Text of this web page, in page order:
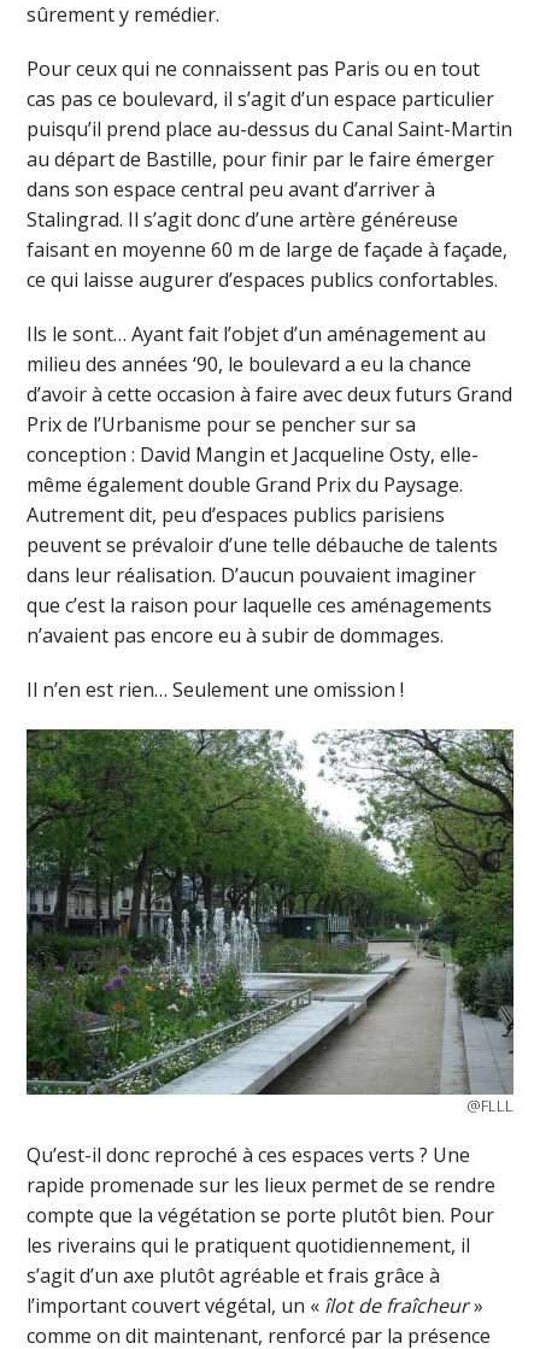
sûrement y remédier.
Pour ceux qui ne connaissent pas Paris ou en tout
cas pas ce boulevard, il s’agit d’un espace particulier
puisqu’il prend place au-dessus du Canal Saint-Martin
au départ de Bastille, pour finir par le faire émerger
dans son espace central peu avant d’arriver à
Stalingrad. Il s’agit donc d’une artère généreuse
faisant en moyenne 60 m de large de façade à façade,
ce qui laisse augurer d’espaces publics confortables.
Ils le sont… Ayant fait l’objet d’un aménagement au
milieu des années ‘90, le boulevard a eu la chance
d’avoir à cette occasion à faire avec deux futurs Grand
Prix de l’Urbanisme pour se pencher sur sa
conception : David Mangin et Jacqueline Osty, elle-
même également double Grand Prix du Paysage.
Autrement dit, peu d’espaces publics parisiens
peuvent se prévaloir d’une telle débauche de talents
dans leur réalisation. D’aucun pouvaient imaginer
que c’est la raison pour laquelle ces aménagements
n’avaient pas encore eu à subir de dommages.
Il n’en est rien… Seulement une omission !
@FLLL
Qu’est-il donc reproché à ces espaces verts ? Une
rapide promenade sur les lieux permet de se rendre
compte que la végétation se porte plutôt bien. Pour
les riverains qui le pratiquent quotidiennement, il
s’agit d’un axe plutôt agréable et frais grâce à
l’important couvert végétal, un « îlot de fraîcheur»
comme on dit maintenant, renforcé par la présence